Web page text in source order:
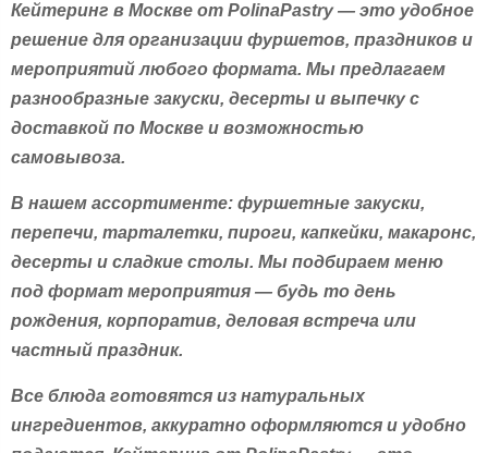
Кейтеринг в Москве от PolinaPastry — это удобное
решение для организации фуршетов, праздников и
мероприятий любого формата. Мы предлагаем
разнообразные закуски, десерты и выпечку с
доставкой по Москве и возможностью
самовывоза.
В нашем ассортименте: фуршетные закуски,
перепечи, тарталетки, пироги, капкейки, макаронс,
десерты и сладкие столы. Мы подбираем меню
под формат мероприятия — будь то день
рождения, корпоратив, деловая встреча или
частный праздник.
Все блюда готовятся из натуральных
ингредиентов, аккуратно оформляются и удобно